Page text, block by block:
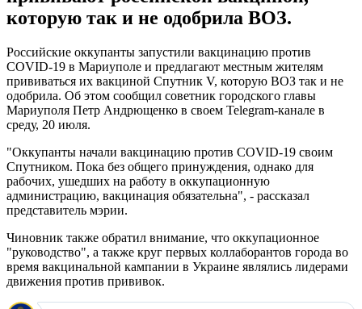
которую так и не одобрила ВОЗ.
Российские оккупанты запустили вакцинацию против
COVID-19 в Мариуполе и предлагают местным жителям
прививаться их вакциной Спутник V, которую ВОЗ так и не
одобрила. Об этом сообщил советник городского главы
Мариуполя Петр Андрющенко в своем Telegram-канале в
среду, 20 июля.
"Оккупанты начали вакцинацию против COVID-19 своим
Спутником. Пока без общего принуждения, однако для
рабочих, ушедших на работу в оккупационную
администрацию, вакцинация обязательна", - рассказал
представитель мэрии.
Чиновник также обратил внимание, что оккупационное
"руководство", а также круг первых коллаборантов города во
время вакцинальной кампании в Украине являлись лидерами
движения против прививок.